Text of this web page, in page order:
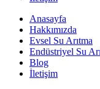
Anasayfa
Hakkımızda
Evsel Su Arıtma
Endüstriyel Su
Blog
İletişim